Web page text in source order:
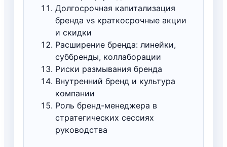
Долгосрочная капитализация
бренда vs краткосрочные акции
и скидки
Расширение бренда: линейки,
суббренды, коллаборации
Риски размывания бренда
Внутренний бренд и культура
компании
Роль бренд-менеджера в
стратегических сессиях
руководства